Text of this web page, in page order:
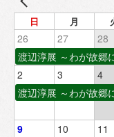
日 月
26 27 28
渡辺淳展 ～わが故郷
2
3 4
渡辺淳展 ～わが故郷
9
10 11